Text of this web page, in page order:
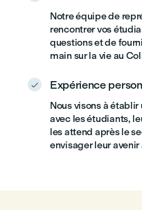
Notre équipe de
rencontrer vos
questions et de
main sur la vie au
 Expérience
Nous visons à
avec les étudiants,
les attend après le
envisager leur